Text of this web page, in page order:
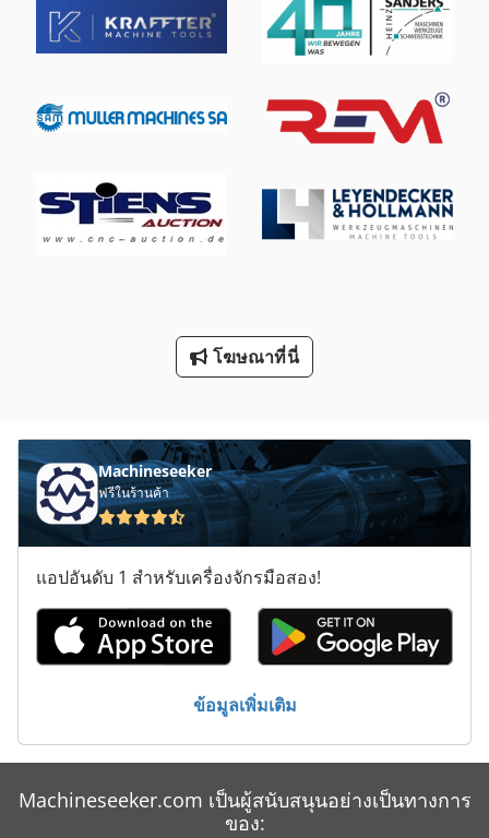
โฆษณาที่นี่
Machineseeker
ฟรีในร้านค้า
แอปอันดับ 1 สำหรับเครื่องจักรมือสอง!
ข้อมูลเพิ่มเติม
Machineseeker.com เป็นผู้สนับสนุนอย่างเป็นทางการ
ของ: